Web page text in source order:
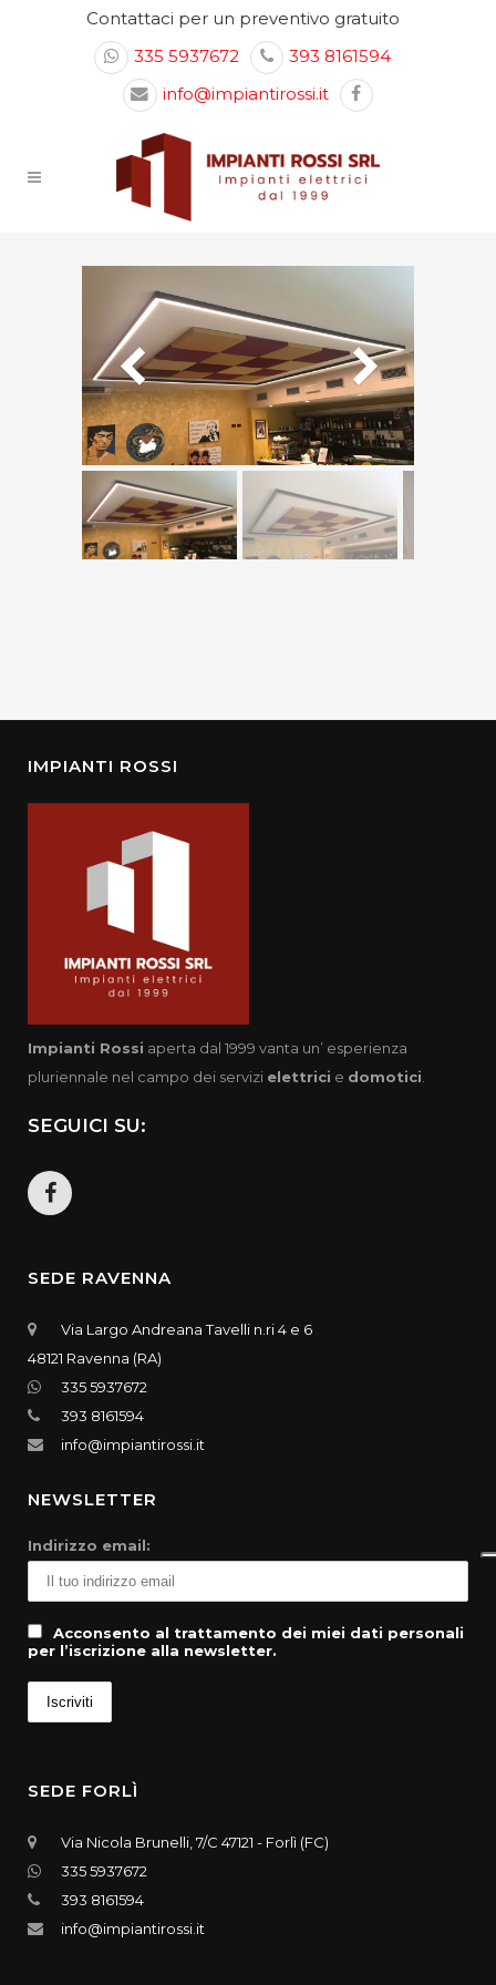
Contattaci per un preventivo gratuito
335 5937672
393 8161594
info@impiantirossi.it
IMPIANTI ROSSI
Impianti Rossi aperta dal 1999 vanta un’ esperienza
pluriennale nel campo dei servizi elettrici e domotici
SEGUICI SU:
SEDE RAVENNA
Via Largo Andreana Tavelli n.ri 4 e 6
48121 Ravenna (RA)
335 5937672
393 8161594
info@impiantirossi.it
NEWSLETTER
Indirizzo email:
Acconsento al trattamento dei miei dati personali
per l’iscrizione alla newsletter.
SEDE FORLÌ
Via Nicola Brunelli, 7/C 47121 - Forlì (FC)
335 5937672
393 8161594
info@impiantirossi.it